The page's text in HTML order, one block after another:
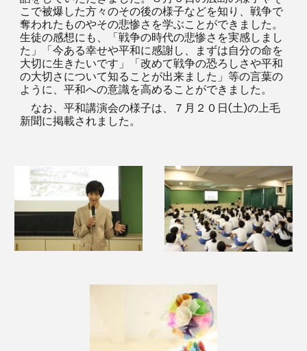
こで被爆した方々のその後の様子などを知り、戦争で
奪われたものやその悲惨さを学ぶことができました。
生徒の感想にも、「戦争の時代の悲惨さを実感しまし
た」「今ある幸せや平和に感謝し、まずは自分の命を
大切に生きたいです」「改めて戦争の恐ろしさや平和
の大切さについて知ることが出来ました」等の言葉の
ように、平和への意識を高めることができました。
なお、平和講演会の様子は、７月２０日(土)の上毛
新聞に掲載されました。